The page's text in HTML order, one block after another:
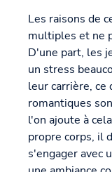
Les raisons de
multiples et ne
D'une part, les
un stress
leur carrière,
romantiques
l'on ajoute à
propre corps, il
s'engager avec